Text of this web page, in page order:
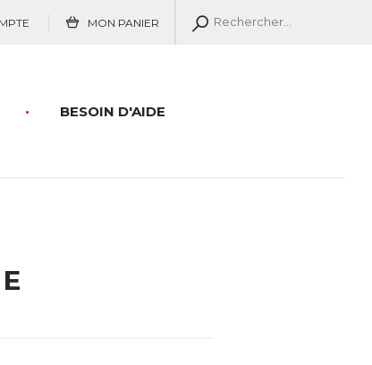
MON PANIER
BESOIN D'AIDE